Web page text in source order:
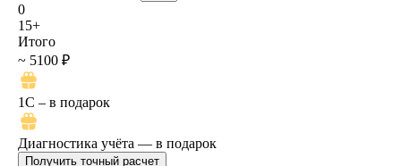
0
15+
Итого
~ 5100 ₽
1C – в подарок
Диагностика учёта — в подарок